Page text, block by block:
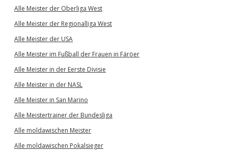
Alle Meister der Oberliga West
Alle Meister der Regionalliga West
Alle Meister der USA
Alle Meister im Fußball der Frauen in Färöer
Alle Meister in der Eerste Divisie
Alle Meister in der NASL
Alle Meister in San Marino
Alle Meistertrainer der Bundesliga
Alle moldawischen Meister
Alle moldawischen Pokalsieger